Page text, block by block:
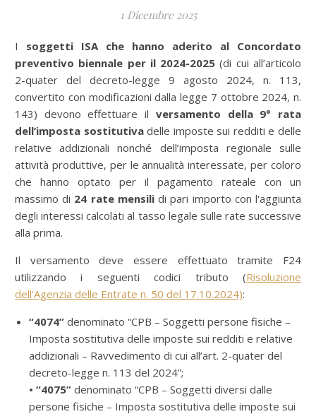
1 Dicembre 2025
I soggetti ISA che hanno aderito al Concordato
preventivo biennale per il 2024-2025 (di cui all’articolo
2-quater del decreto-legge 9 agosto 2024, n. 113,
convertito con modificazioni dalla legge 7 ottobre 2024, n.
143) devono effettuare il versamento della 9° rata
dell’imposta sostitutivadelle imposte sui redditi e delle
relative addizionali nonché dell’imposta regionale sulle
attività produttive, per le annualità interessate, per coloro
che hanno optato per il pagamento rateale con un
massimo di 24 rate mensilidi pari importo con l'aggiunta
degli interessi calcolati al tasso legale sulle rate successive
alla prima.
Il versamento deve essere effettuato tramite F24
utilizzando i seguenti codici tributo (Risoluzione
dell'Agenzia delle Entrate n. 50 del 17.10.2024):
“4074” denominato “CPB – Soggetti persone fisiche –
Imposta sostitutiva delle imposte sui redditi e relative
addizionali – Ravvedimento di cui all’art. 2-quater del
decreto-legge n. 113 del 2024”;
• “4075” denominato “CPB – Soggetti diversi dalle
persone fisiche – Imposta sostitutiva delle imposte sui